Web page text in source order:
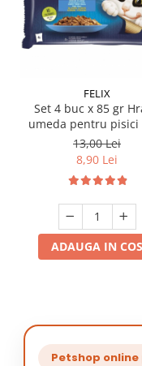
FELIX
Set 4 buc x 85 gr
umeda pentru pisici
Fantastic cu Peste
13,00 Lei
8,90 Lei
ADAUGA IN COS
Petshop